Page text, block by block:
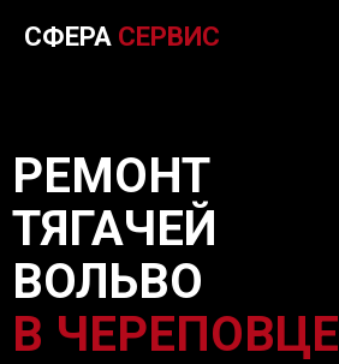
СФЕРА СЕРВИС
РЕМОНТ
ТЯГАЧЕЙ
ВОЛЬВО
В ЧЕРЕПОВЦЕ